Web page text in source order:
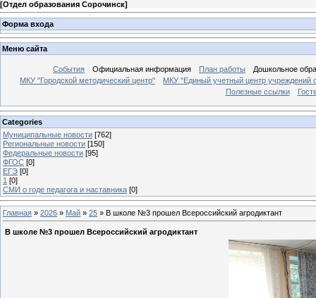
[Отдел образования Сорочинск]
Форма входа
Меню сайта
События Официальная информация План работы
Дошкольное
МКУ "Городской методический центр"
МКУ "Единый учетный центр учреждений
Полезные ссылки
Categories
Муниципальные новости [762]
Региональные новости [150]
Федеральные новости [95]
ФГОС [0]
ЕГЭ [0]
1 [0]
СМИ о годе педагога и наставника [0]
Главная » 2026 » Май » 25 » В школе №3 прошел Всероссийский агродиктант
В школе №3 прошел Всероссийский агродиктант